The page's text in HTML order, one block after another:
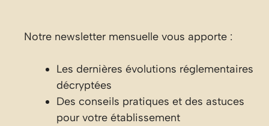
Notre newsletter mensuelle vous apporte :
Les dernières évolutions réglementaires
décryptées
Des conseils pratiques et des astuces
pour votre établissement